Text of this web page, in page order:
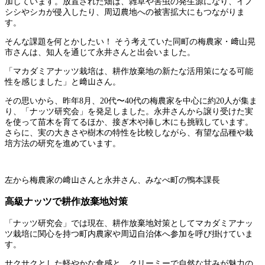
シシやシカが侵入したり、周辺農地への被害拡大にもつながりま
す。
そんな課題を何とかしたい！ そう考えていた同町の梅農家・﨑山晃
市さんは、知人を通じて永井さんと出会いました。
「マカダミアナッツ栽培は、耕作放棄地の新たな活用策になる可能
性を感じました」と﨑山さん。
その思いから、昨年8月、20代〜40代の梅農家を中心に約20人が集ま
り、「ナッツ研究会」を発足しました。永井さんから譲り受けた実
を使って苗木を育てるほか、接ぎ木や挿し木にも挑戦しています。
さらに、実の大きさや樹木の特性を比較しながら、有望な品種や栽
培方法の研究を進めています。
左から梅農家の﨑山さんと永井さん、みなべ町の鴨本課長
高級ナッツで耕作放棄地対策
「ナッツ研究会」では現在、耕作放棄地対策としてマカダミアナッ
ツ栽培に関心を持つ町内農家や周辺自治体へ参加を呼び掛けていま
す。